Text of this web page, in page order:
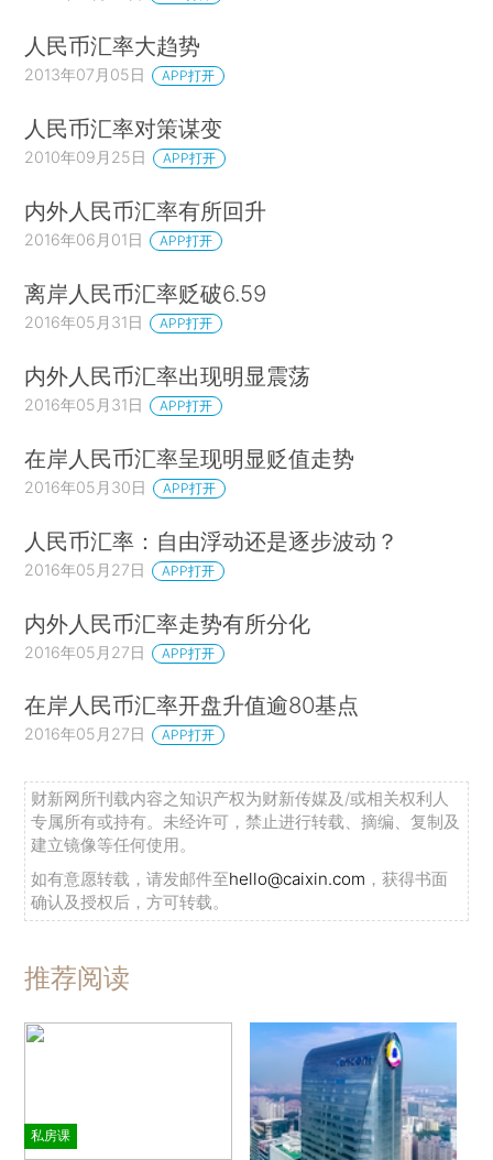
人民币汇率大趋势
2013年07月05日 APP打开
人民币汇率对策谋变
2010年09月25日 APP打开
内外人民币汇率有所回升
2016年06月01日 APP打开
离岸人民币汇率贬破6.59
2016年05月31日 APP打开
内外人民币汇率出现明显震荡
2016年05月31日 APP打开
在岸人民币汇率呈现明显贬值走势
2016年05月30日 APP打开
人民币汇率：自由浮动还是逐步波动？
2016年05月27日 APP打开
内外人民币汇率走势有所分化
2016年05月27日 APP打开
在岸人民币汇率开盘升值逾80基点
2016年05月27日 APP打开
财新网所刊载内容之知识产权为财新传媒及/或相关权利人
专属所有或持有。未经许可，禁止进行转载、摘编、复制及
建立镜像等任何使用。
如有意愿转载，请发邮件至hello@caixin.com ，获得书面
确认及授权后，方可转载。
推荐阅读
私房课